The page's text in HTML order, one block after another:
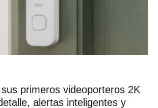
primeros videoporteros 2K
alertas inteligentes y